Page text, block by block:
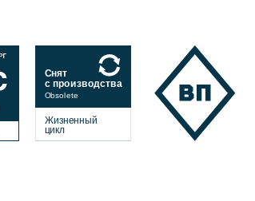
Жизненный
цикл
Obsolete
Снят
с производства